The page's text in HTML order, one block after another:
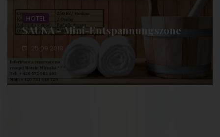
HOTEL
SAUNA - Mini-Entspannungszone
25.09.2018